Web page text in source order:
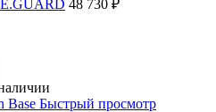
48 730 ₽
Быстрый просмотр